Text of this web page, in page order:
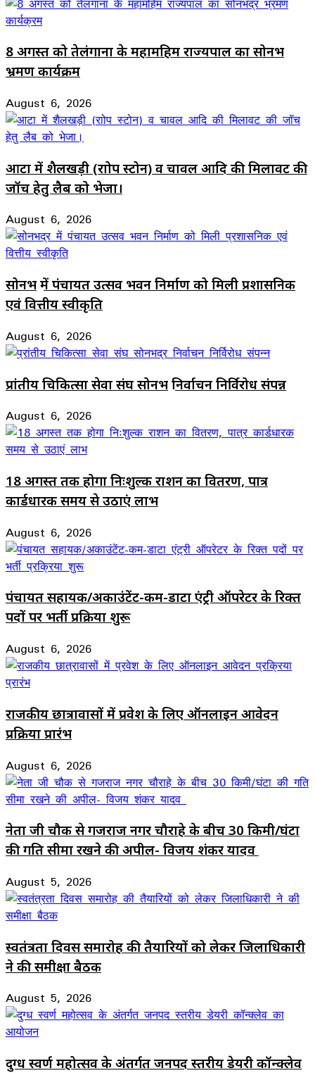
8 अगस्त को तेलंगाना के महामहिम राज्यपाल का सोनभद्र
भ्रमण कार्यक्रम
August 6, 2026
आटा में शैलखड़ी (राोप स्टोन) व चावल आदि की मिलावट की
जॉच हेतु लैब को भेजा।
August 6, 2026
सोनभद्र में पंचायत उत्सव भवन निर्माण को मिली प्रशासनिक
एवं वित्तीय स्वीकृति
August 6, 2026
प्रांतीय चिकित्सा सेवा संघ सोनभद्र निर्वाचन निर्विरोध संपन्न
August 6, 2026
18 अगस्त तक होगा निःशुल्क राशन का वितरण, पात्र
कार्डधारक समय से उठाएं लाभ
August 6, 2026
पंचायत सहायक/अकाउंटेंट-कम-डाटा एंट्री ऑपरेटर के रिक्त
पदों पर भर्ती प्रक्रिया शुरू
August 6, 2026
राजकीय छात्रावासों में प्रवेश के लिए ऑनलाइन आवेदन
प्रक्रिया प्रारंभ
August 6, 2026
नेता जी चौक से गजराज नगर चौराहे के बीच 30 किमी/घंटा
की गति सीमा रखने की अपील- विजय शंकर यादव
August 5, 2026
स्वतंत्रता दिवस समारोह की तैयारियों को लेकर जिलाधिकारी
ने की समीक्षा बैठक
August 5, 2026
दुग्ध स्वर्ण महोत्सव के अंतर्गत जनपद स्तरीय डेयरी कॉन्क्लेव